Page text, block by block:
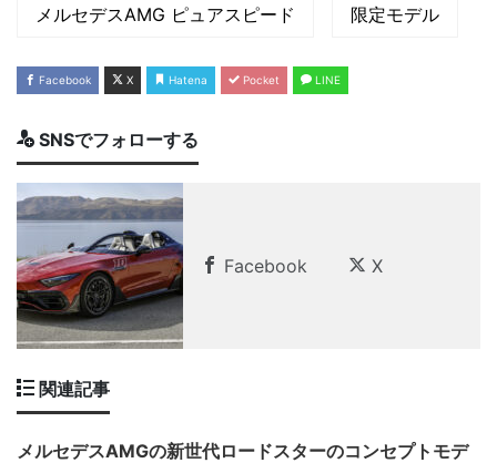
メルセデスAMG ピュアスピード 限定モデル
Facebook X Hatena Pocket LINE
SNSでフォローする
Facebook X
関連記事
メルセデスAMGの新世代ロードスターのコンセプトモデ